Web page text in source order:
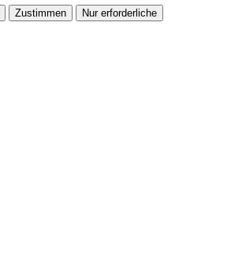
Zustimmen Nur erforderliche